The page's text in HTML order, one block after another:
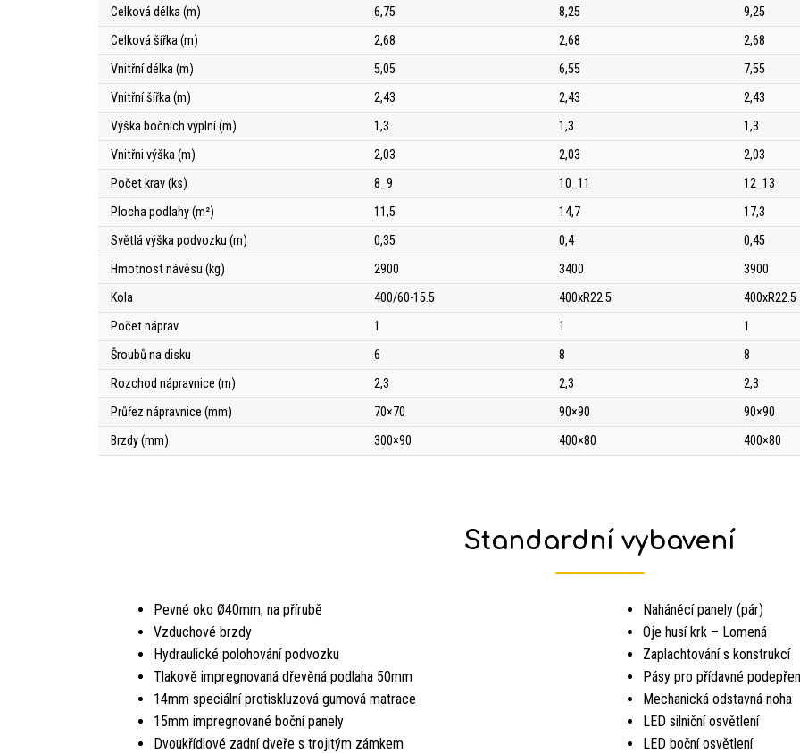
Celková délka (m) 6,75 8,25
9,25
Celková šířka (m)
2,68 2,68
2,68
Vnitřní délka (m)
5,05 6,55
7,55
Vnitřní šířka (m)
2,43 2,43
2,43
Výška bočních výplní (m)
1,3 1,3
1,3
Vnitřni výška (m)
2,03 2,03
2,03
Počet krav (ks)
8_9 10_11
12_13
Plocha podlahy (m²)
11,5 14,7
17,3
Světlá výška podvozku (m)
0,35 0,4
0,45
Hmotnost návěsu (kg)
2900 3400
3900
Kola
400/60-15.5 400xR22.5
400xR22.5
Počet náprav
1 1
1
Šroubů na disku
6 8
8
Rozchod nápravnice (m)
2,3 2,3
2,3
Průřez nápravnice (mm)
70×70 90×90
90×90
Brzdy (mm)
300×90 400×80 400×80
Standardní vybavení
Pevné oko Ø40mm, na přírubě
Vzduchové brzdy
Hydraulické polohování podvozku
Tlakově impregnovaná dřevěná podlaha 50mm
14mm speciální protiskluzová gumová matrace
15mm impregnované boční panely
Dvoukřídlové zadní dveře s trojitým zámkem
Naháněcí panely (pár)
Oje husí krk – Lomená
Zaplachtování s konstrukcí
Pásy pro přídavné
Mechanická odstavná noha
LED silniční osvětlení
LED boční osvětlení